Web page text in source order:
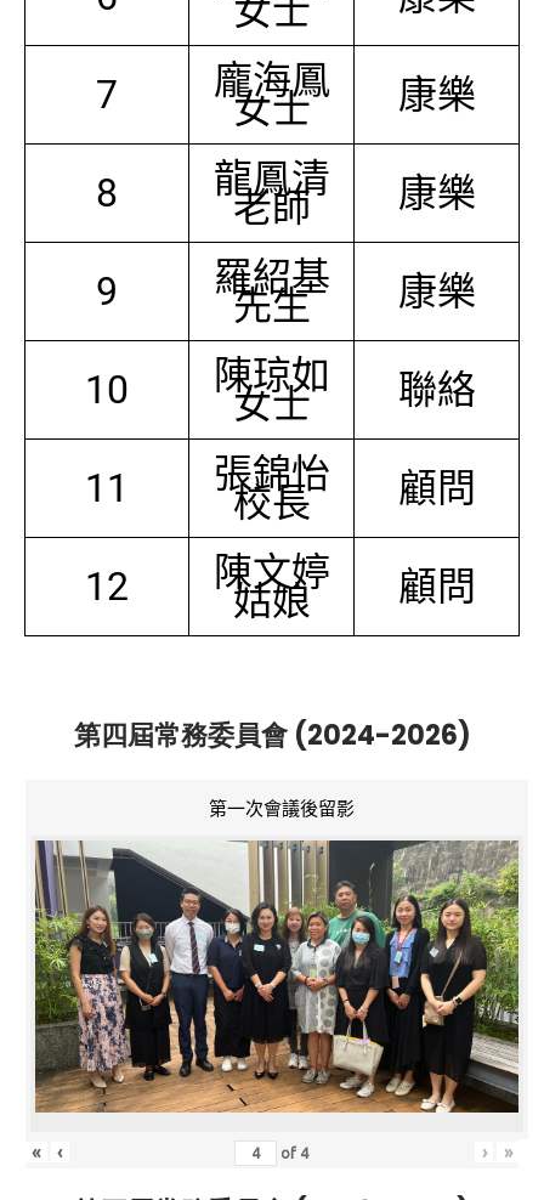
女士
7 龐海鳳
女士 康樂
8 龍鳳清
老師 康樂
9 羅紹基
先生 康樂
10 陳琼如
女士 聯絡
11 張錦怡
校長 顧問
12 陳文婷
姑娘 顧問
第四屆常務委員會 (2024-2026)
第一次會議後留影
« ‹ of 4 › »